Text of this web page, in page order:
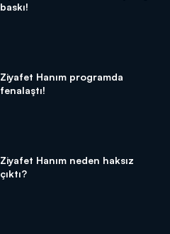
baskı!
Ziyafet Hanım programda
fenalaştı!
Ziyafet Hanım neden haksız
çıktı?